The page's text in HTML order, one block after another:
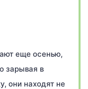
еще осенью,
зарывая в
они находят не